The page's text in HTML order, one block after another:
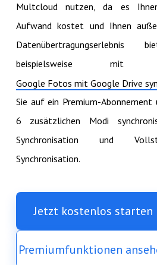
Multcloud nutzen, da es
Aufwand kostet und Ihnen
beispielsweise mit
Google Fotos mit Google Drive
Sie auf ein Premium-Abonnement
6 zusätzlichen Modi
Synchronisation und
Synchronisation.
Jetzt kostenlos starten
Premiumfunktionen